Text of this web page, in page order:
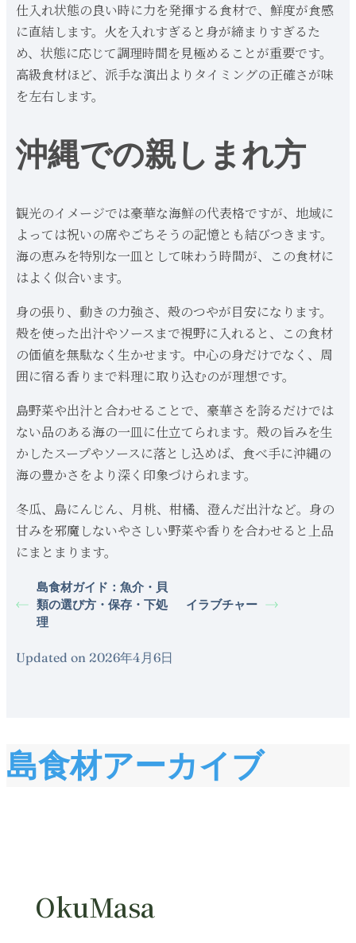
仕入れ状態の良い時に力を発揮する食材で、鮮度が食感
に直結します。火を入れすぎると身が締まりすぎるた
め、状態に応じて調理時間を見極めることが重要です。
高級食材ほど、派手な演出よりタイミングの正確さが味
を左右します。
沖縄での親しまれ方
観光のイメージでは豪華な海鮮の代表格ですが、地域に
よっては祝いの席やごちそうの記憶とも結びつきます。
海の恵みを特別な一皿として味わう時間が、この食材に
はよく似合います。
身の張り、動きの力強さ、殻のつやが目安になります。
殻を使った出汁やソースまで視野に入れると、この食材
の価値を無駄なく生かせます。中心の身だけでなく、周
囲に宿る香りまで料理に取り込むのが理想です。
島野菜や出汁と合わせることで、豪華さを誇るだけでは
ない品のある海の一皿に仕立てられます。殻の旨みを生
かしたスープやソースに落とし込めば、食べ手に沖縄の
海の豊かさをより深く印象づけられます。
冬瓜、島にんじん、月桃、柑橘、澄んだ出汁など。身の
甘みを邪魔しないやさしい野菜や香りを合わせると上品
にまとまります。
島食材ガイド：魚介・貝
類の選び方・保存・下処
理
イラブチャー
Updated on 2026年4月6日
島食材アーカイブ
OkuMasa